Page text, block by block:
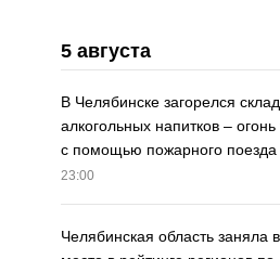
5 августа
В Челябинске загорелся склад
алкогольных напитков –
с помощью пожарного поезда
23:00
Челябинская область заняла